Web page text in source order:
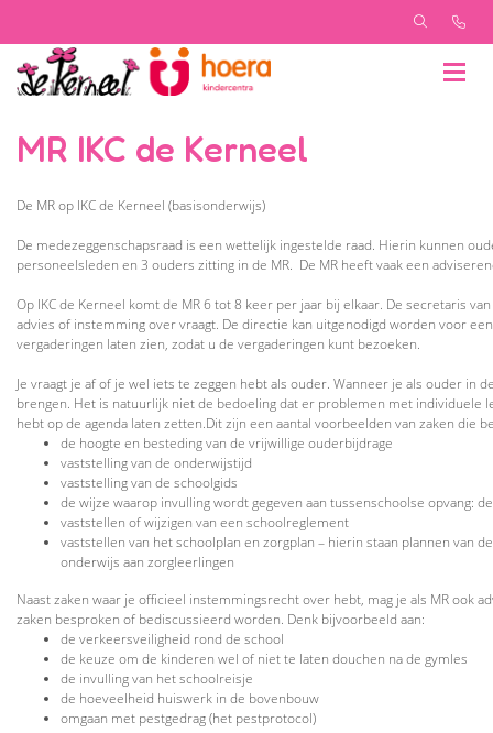
MR IKC de Kerneel
De MR op IKC de Kerneel (basisonderwijs)
De medezeggenschapsraad is een wettelijk ingestelde raad. Hierin kunnen
personeelsleden en 3 ouders zitting in de MR. De MR heeft vaak een
Op IKC de Kerneel komt de MR 6 tot 8 keer per jaar bij elkaar. De secretaris
advies of instemming over vraagt. De directie kan uitgenodigd worden voor
vergaderingen laten zien, zodat u de vergaderingen kunt bezoeken.
Je vraagt je af of je wel iets te zeggen hebt als ouder. Wanneer je als ouder
brengen. Het is natuurlijk niet de bedoeling dat er problemen met
hebt op de agenda laten zetten.Dit zijn een aantal voorbeelden van zaken
de hoogte en besteding van de vrijwillige ouderbijdrage
vaststelling van de onderwijstijd
vaststelling van de schoolgids
de wijze waarop invulling wordt gegeven aan tussenschoolse opvang:
vaststellen of wijzigen van een schoolreglement
vaststellen van het schoolplan en zorgplan – hierin staan plannen
onderwijs aan zorgleerlingen
Naast zaken waar je officieel instemmingsrecht over hebt, mag je als MR ook
zaken besproken of bediscussieerd worden. Denk bijvoorbeeld aan:
de verkeersveiligheid rond de school
de keuze om de kinderen wel of niet te laten douchen na de gymles
de invulling van het schoolreisje
de hoeveelheid huiswerk in de bovenbouw
omgaan met pestgedrag (het pestprotocol)